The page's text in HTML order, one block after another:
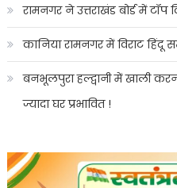
रामनगर ने उत्तराखंड बोर्ड में टॉप
कानिया रामनगर में विराट
बनभूलपुरा हल्द्वानी में खाली
ज्यादा घर प्रभावित !